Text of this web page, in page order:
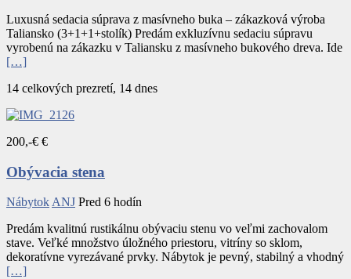
Luxusná sedacia súprava z masívneho buka – zákazková výroba
Taliansko (3+1+1+stolík) Predám exkluzívnu sedaciu súpravu
vyrobenú na zákazku v Taliansku z masívneho bukového dreva. Ide
[…]
14 celkových prezretí, 14 dnes
200,-€ €
Obývacia stena
Nábytok ANJ Pred 6 hodín
Predám kvalitnú rustikálnu obývaciu stenu vo veľmi zachovalom
stave. Veľké množstvo úložného priestoru, vitríny so sklom,
dekoratívne vyrezávané prvky. Nábytok je pevný, stabilný a vhodný
[…]